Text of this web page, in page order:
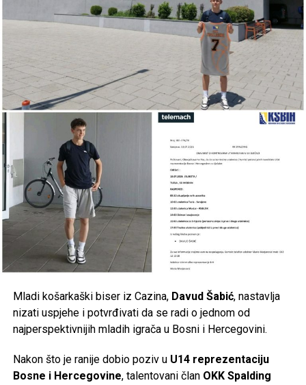
Mladi košarkaški biser iz Cazina, Davud Šabić, nastavlja
nizati uspjehe i potvrđivati da se radi o jednom od
najperspektivnijih mladih igrača u Bosni i Hercegovini.
Nakon što je ranije dobio poziv u U14 reprezentaciju
Bosne i Hercegovine, talentovani član OKK Spalding